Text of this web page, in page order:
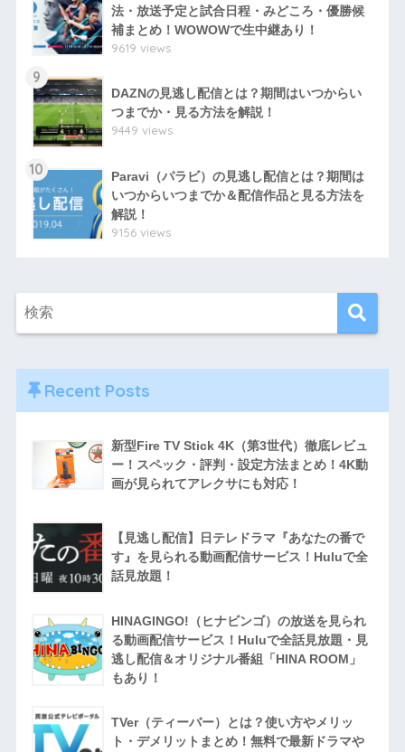
法・放送予定と試合日程・みどころ・優勝候
補まとめ！WOWOWで生中継あり！
9619 views
9
DAZNの見逃し配信とは？期間はいつからい
つまでか・見る方法を解説！
9449 views
10
Paravi（パラビ）の見逃し配信とは？期間は
いつからいつまでか＆配信作品と見る方法を
解説！
9156 views
Recent Posts
新型Fire TV Stick 4K（第3世代）徹底レビュ
ー！スペック・評判・設定方法まとめ！4K動
画が見られてアレクサにも対応！
【見逃し配信】日テレドラマ『あなたの番で
す』を見られる動画配信サービス！Huluで全
話見放題！
HINAGINGO!（ヒナビンゴ）の放送を見られ
る動画配信サービス！Huluで全話見放題・見
逃し配信＆オリジナル番組「HINA ROOM」
もあり！
TVer（ティーバー）とは？使い方やメリッ
ト・デメリットまとめ！無料で最新ドラマや